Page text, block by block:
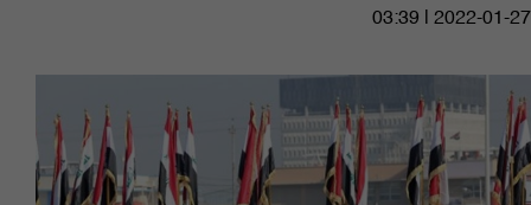
03:39 | 2022-01-27